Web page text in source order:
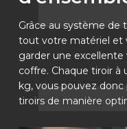
Grâce au système de
tout votre matériel et
garder une
coffre. Chaque tiroir à
kg, vous pouvez donc
tiroirs de manière